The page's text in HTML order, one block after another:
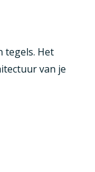
tegels. Het
van je